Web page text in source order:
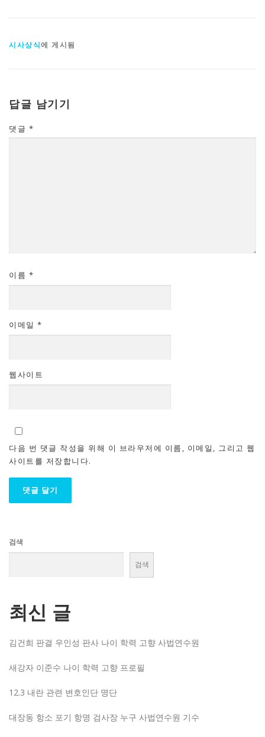
시사상식에 게시됨
답글 남기기
댓글 *
이름 *
이메일 *
웹사이트
다음 번 댓글 작성을 위해 이 브라우저에 이름, 이메일, 그리고 웹
사이트를 저장합니다.
검색
검색
최신 글
김건희 판결 우인성 판사 나이 학력 고향 사법연수원
새강자 이준수 나이 학력 고향 프로필
12.3 내란 관련 변호인단 명단
대장동 항소 포기 항명 검사장 누구 사법연수원 기수